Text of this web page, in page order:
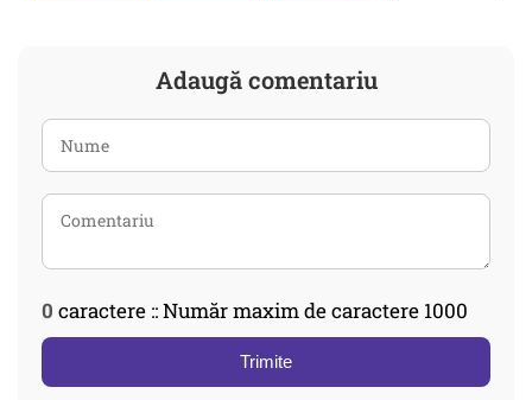
Adaugă comentariu
0 caractere :: Număr maxim de caractere 1000
Trimite